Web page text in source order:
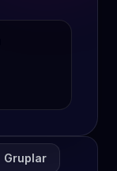
Gruplar